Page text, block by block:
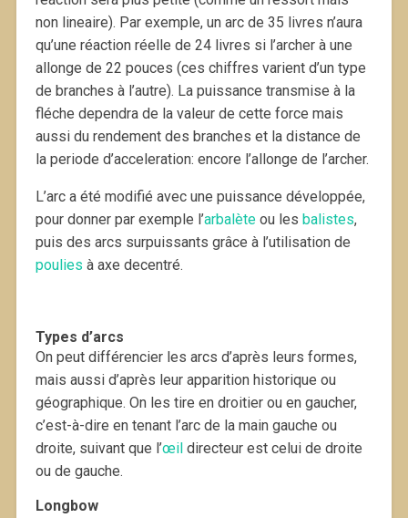
non lineaire). Par exemple, un arc de 35 livres n’aura
qu’une réaction réelle de 24 livres si l’archer à une
allonge de 22 pouces (ces chiffres varient d’un type
de branches à l’autre). La puissance transmise à la
fléche dependra de la valeur de cette force mais
aussi du rendement des branches et la distance de
la periode d’acceleration: encore l’allonge de l’archer.
L’arc a été modifié avec une puissance développée,
pour donner par exemple l’arbalèteou les balistes,
puis des arcs surpuissants grâce à l’utilisation de
poulies à axe decentré.
Types d’arcs
On peut différencier les arcs d’après leurs formes,
mais aussi d’après leur apparition historique ou
géographique. On les tire en droitier ou en gaucher,
c’est-à-dire en tenant l’arc de la main gauche ou
droite, suivant que l’œildirecteur est celui de droite
ou de gauche.
Longbow